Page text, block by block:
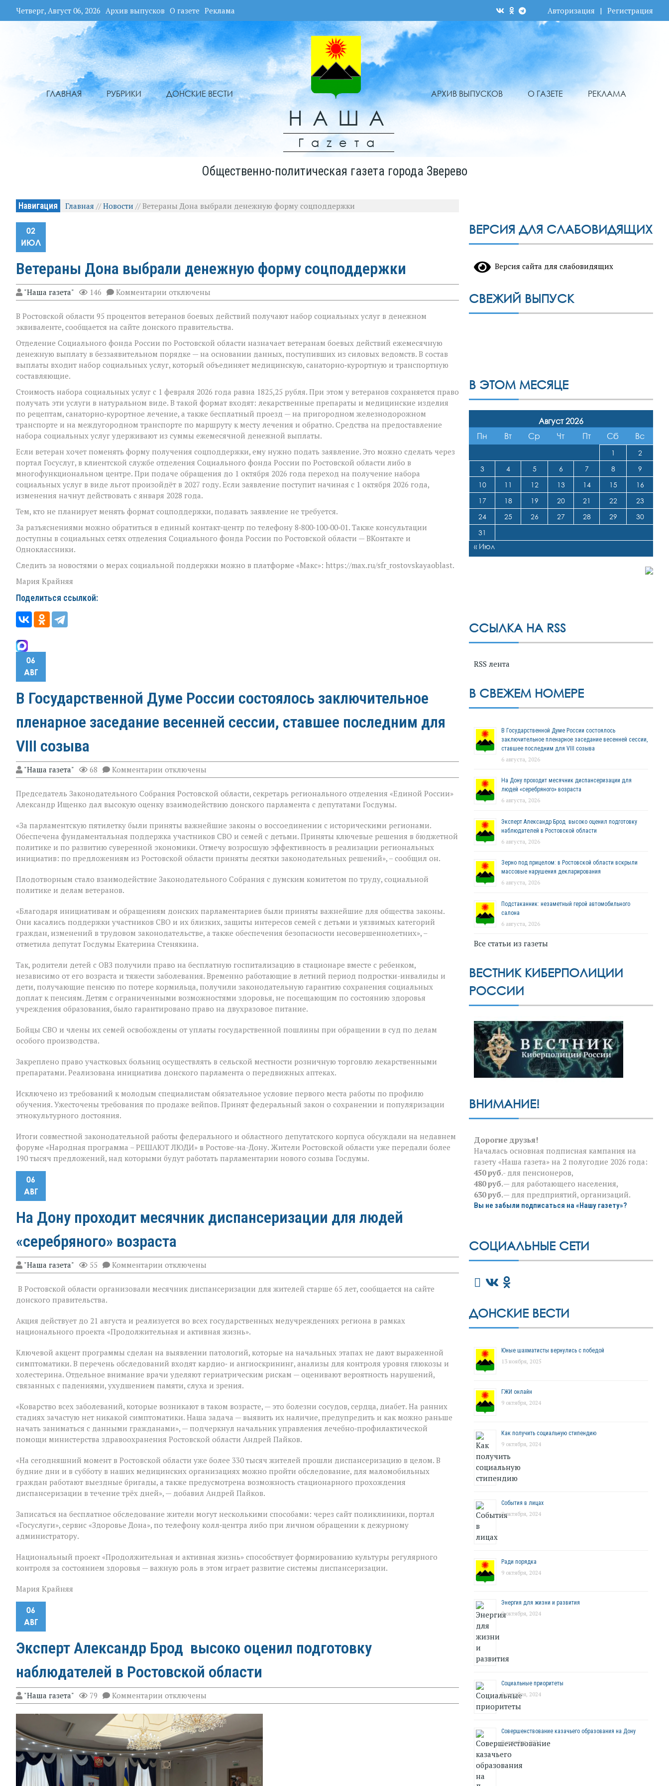
Четверг, Август 06, 2026 Архив выпусков О газете Реклама Авторизация | Регистрация
ГЛАВНАЯ РУБРИКИ ДОНСКИЕ ВЕСТИ
НАША
Гаzета
АРХИВ ВЫПУСКОВ О ГАЗЕТЕ РЕКЛАМА
Общественно-политическая газета города Зверево
Навигация Главная //Новости //Ветераны Дона выбрали денежную форму соцподдержки
02
ИЮЛ
Ветераны Дона выбрали денежную форму соцподдержки
"Наша газета" 146 Комментарии к
записи
Дона
выбрали
денежную
форму
соцподдержки
отключены
В Ростовской области 95 процентов ветеранов боевых действий получают набор социальных услуг в денежном
эквиваленте, сообщается на сайте донского правительства.
Отделение Социального фонда России по Ростовской области назначает ветеранам боевых действий ежемесячную
денежную выплату в беззаявительном порядке — на основании данных, поступивших из силовых ведомств. В состав
выплаты входит набор социальных услуг, который объединяет медицинскую, санаторно‑курортную и транспортную
составляющие.
Стоимость набора социальных услуг с 1 февраля 2026 года равна 1825,25 рубля. При этом у ветеранов сохраняется право
получать эти услуги в натуральном виде. В такой формат входят: лекарственные препараты и медицинские изделия
по рецептам, санаторно‑курортное лечение, а также бесплатный проезд — на пригородном железнодорожном
транспорте и на междугородном транспорте по маршруту к месту лечения и обратно. Средства на предоставление
набора социальных услуг удерживают из суммы ежемесячной денежной выплаты.
Если ветеран хочет поменять форму получения соцподдержки, ему нужно подать заявление. Это можно сделать через
портал Госуслуг, в клиентской службе отделения Социального фонда России по Ростовской области либо в
многофункциональном центре. При подаче обращения до 1 октября 2026 года переход на получение набора
социальных услуг в виде льгот произойдёт в 2027 году. Если заявление поступит начиная с 1 октября 2026 года,
изменения начнут действовать с января 2028 года.
Тем, кто не планирует менять формат соцподдержки, подавать заявление не требуется.
За разъяснениями можно обратиться в единый контакт‑центр по телефону 8‑800‑100‑00‑01. Также консультации
доступны в социальных сетях отделения Социального фонда России по Ростовской области — ВКонтакте и
Одноклассники.
Следить за новостями о мерах социальной поддержки можно в платформе «Макс»: https://max.ru/sfr_rostovskayaoblast.
Мария Крайняя
Поделиться ссылкой:
06
АВГ
В Государственной Думе России состоялось заключительное
пленарное заседание весенней сессии, ставшее последним для
VIII созыва
"Наша газета" 68 Комментарии к
записи
Государственной
Думе
заключительное
пленарное
заседание
весенней
сессии,
последним
отключены
Председатель Законодательного Собрания Ростовской области, секретарь регионального отделения «Единой России»
Александр Ищенко дал высокую оценку взаимодействию донского парламента с депутатами Госдумы.
«За парламентскую пятилетку были приняты важнейшие законы о воссоединении с историческими регионами.
Обеспечена фундаментальная поддержка участников СВО и семей с детьми. Приняты ключевые решения в бюджетной
политике и по развитию суверенной экономики. Отмечу возросшую эффективность в реализации региональных
инициатив: по предложениям из Ростовской области приняты десятки законодательных решений», – сообщил он.
Плодотворным стало взаимодействие Законодательного Собрания с думским комитетом по труду, социальной
политике и делам ветеранов.
«Благодаря инициативам и обращениям донских парламентариев были приняты важнейшие для общества законы.
Они касались поддержки участников СВО и их близких, защиты интересов семей с детьми и уязвимых категорий
граждан, изменений в трудовом законодательстве, а также обеспечения безопасности несовершеннолетних», –
отметила депутат Госдумы Екатерина Стенякина.
Так, родители детей с ОВЗ получили право на бесплатную госпитализацию в стационаре вместе с ребенком,
независимо от его возраста и тяжести заболевания. Временно работающие в летний период подростки-инвалиды и
дети, получающие пенсию по потере кормильца, получили законодательную гарантию сохранения социальных
доплат к пенсиям. Детям с ограниченными возможностями здоровья, не посещающим по состоянию здоровья
учреждения образования, было гарантировано право на двухразовое питание.
Бойцы СВО и члены их семей освобождены от уплаты государственной пошлины при обращении в суд по делам
особого производства.
Закреплено право участковых больниц осуществлять в сельской местности розничную торговлю лекарственными
препаратами. Реализована инициатива донского парламента о передвижных аптеках.
Исключено из требований к молодым специалистам обязательное условие первого места работы по профилю
обучения. Ужесточены требования по продаже вейпов. Принят федеральный закон о сохранении и популяризации
этнокультурного достояния.
Итоги совместной законодательной работы федерального и областного депутатского корпуса обсуждали на недавнем
форуме «Народная программа – РЕШАЮТ ЛЮДИ» в Ростове-на-Дону. Жители Ростовской области уже передали более
190 тысяч предложений, над которыми будут работать парламентарии нового созыва Госдумы.
06
АВГ
На Дону проходит месячник диспансеризации для людей
«серебряного» возраста
"Наша газета" 55 Комментарии к
записи
Дону
для
людей
возраста
отключены
В Ростовской области организовали месячник диспансеризации для жителей старше 65 лет, сообщается на сайте
донского правительства.
Акция действует до 21 августа и реализуется во всех государственных медучреждениях региона в рамках
национального проекта «Продолжительная и активная жизнь».
Ключевой акцент программы сделан на выявлении патологий, которые на начальных этапах не дают выраженной
симптоматики. В перечень обследований входят кардио‑ и ангиоскрининг, анализы для контроля уровня глюкозы и
холестерина. Отдельное внимание врачи уделяют гериатрическим рискам — оценивают вероятность нарушений,
связанных с падениями, ухудшением памяти, слуха и зрения.
«Коварство всех заболеваний, которые возникают в таком возрасте, — это болезни сосудов, сердца, диабет. На ранних
стадиях зачастую нет никакой симптоматики. Наша задача — выявить их наличие, предупредить и как можно раньше
начать заниматься с данными гражданами», — подчеркнул начальник управления лечебно‑профилактической
помощи министерства здравоохранения Ростовской области Андрей Пайков.
«На сегодняшний момент в Ростовской области уже более 330 тысяч жителей прошли диспансеризацию в целом. В
будние дни и в субботу в наших медицинских организациях можно пройти обследование, для маломобильных
граждан работают выездные бригады, а также предусмотрена возможность стационарного прохождения
диспансеризации в течение трёх дней», — добавил Андрей Пайков.
Записаться на бесплатное обследование жители могут несколькими способами: через сайт поликлиники, портал
«Госуслуги», сервис «Здоровье Дона», по телефону колл‑центра либо при личном обращении к дежурному
администратору.
Национальный проект «Продолжительная и активная жизнь» способствует формированию культуры регулярного
контроля за состоянием здоровья — важную роль в этом играет развитие системы диспансеризации.
Мария Крайняя
06
АВГ
Эксперт Александр Брод высоко оценил подготовку
наблюдателей в Ростовской области
"Наша газета" 79 Комментарии к
записи
Эксперт
Александр
Брод
высоко
оценил
подготовку
наблюдателей
в
отключены
ВЕРСИЯ ДЛЯ СЛАБОВИДЯЩИХ
Версия сайта для слабовидящих
СВЕЖИЙ ВЫПУСК
В ЭТОМ МЕСЯЦЕ
Август 2026
Пн
Вт Ср Чт Пт Сб Вс
1
2
3
4 5 6 7 8
9
10
11 12 13 14 15
16
17
18 19 20 21 22
23
24
25 26 27 28 29
30
31
« Июл
ССЫЛКА НА RSS
RSS лента
В СВЕЖЕМ НОМЕРЕ
В Государственной Думе России состоялось
заключительное пленарное заседание весенней сессии,
ставшее последним для VIII созыва
6 августа, 2026
На Дону проходит месячник диспансеризации для
людей «серебряного» возраста
6 августа, 2026
Эксперт Александр Брод высоко оценил подготовку
наблюдателей в Ростовской области
6 августа, 2026
Зерно под прицелом: в Ростовской области вскрыли
массовые нарушения декларирования
6 августа, 2026
Подстаканник: незаметный герой автомобильного
салона
6 августа, 2026
Все статьи из газеты
ВЕСТНИК КИБЕРПОЛИЦИИ
РОССИИ
ВНИМАНИЕ!
Дорогие друзья!
Началась основная подписная кампания на
газету «Наша газета» на 2 полугодие 2026 года:
450 руб.- для пенсионеров,
480 руб.— для работающего населения,
630 руб.— для предприятий, организаций.
Вы не забыли подписаться на «Нашу газету»?
СОЦИАЛЬНЫЕ СЕТИ
ДОНСКИЕ ВЕСТИ
Юные шахматисты вернулись с победой
13 ноября, 2025
ГЖИ онлайн
9 октября, 2024
Как получить социальную стипендию
9 октября, 2024
События в лицах
9 октября, 2024
Ради порядка
9 октября, 2024
Энергия для жизни и развития
9 октября, 2024
Социальные приоритеты
9 октября, 2024
Совершенствование казачьего образования на Дону
9 октября, 2024